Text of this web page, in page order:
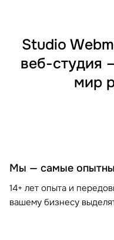
Studio
веб-студия
мир
Мы — самые
14+ лет опыта и
вашему бизнесу